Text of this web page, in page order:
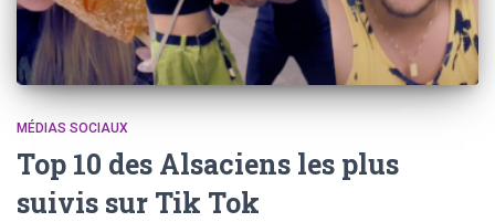
MÉDIAS SOCIAUX
Top 10 des Alsaciens les plus
suivis sur Tik Tok